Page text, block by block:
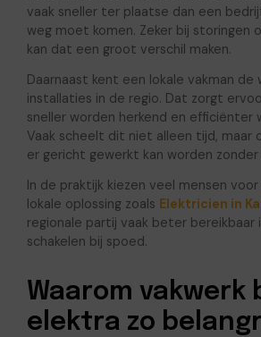
vaak sneller ter plaatse dan een
weg moet komen. Zeker bij storingen
kan dat een groot verschil maken.
Daarnaast kent een lokale vakman de
installaties in de regio. Dat zorgt
sneller worden herkend en efficiënter
Vaak scheelt dit niet alleen tijd, maar
er gericht gewerkt kan worden zonder
In de praktijk kiezen veel mensen
lokale oplossing zoals Elektricien in
regionale partij vaak beter bereikbaar
schakelen bij spoed.
Waarom vakwerk
elektra zo